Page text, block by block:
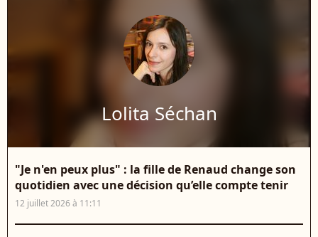
Lolita Séchan
"Je n'en peux plus" : la fille de Renaud change son
quotidien avec une décision qu’elle compte tenir
12 juillet 2026 à 11:11